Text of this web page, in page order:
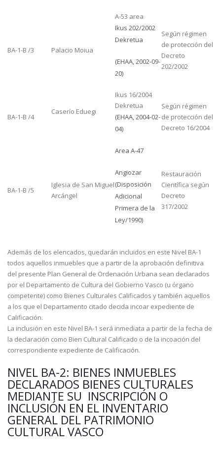
BA-1-B /3 Palacio Moiua
A-53 area
Ikus 202/2002
Dekretua
(EHAA, 2002-09-
20)
Según régimen
de protección del
Decreto
202/2002
BA-1-B /4
Caserío Eduegi
Ikus 16/2004
Dekretua
(EHAA, 2004-02-
04)
Según régimen
de protección del
Decreto 16/2004
BA-1-B /5
Iglesia de San Miguel
Arcángel
Area A-47
Angiozar
(Disposición
Adicional
Primera de la
Ley/1990)
Restauración
Científica según
Decreto
317/2002
Además de los elencados, quedarán incluidos en este Nivel BA-1
todos aquellos inmuebles que a partir de la aprobación definitiva
del presente Plan General de Ordenación Urbana sean declarados
por el Departamento de Cultura del Gobierno Vasco (u órgano
competente) como Bienes Culturales Calificados y también aquellos
a los que el Departamento citado decida incoar expediente de
Calificación.
La inclusión en este Nivel BA-1 será inmediata a partir de la fecha de
la declaración como Bien Cultural Calificado o de la incoación del
correspondiente expediente de Calificación.
NIVEL BA-2: BIENES INMUEBLES
DECLARADOS BIENES CULTURALES
MEDIANTE SU INSCRIPCIÓN O
INCLUSIÓN EN EL INVENTARIO
GENERAL DEL PATRIMONIO
CULTURAL VASCO